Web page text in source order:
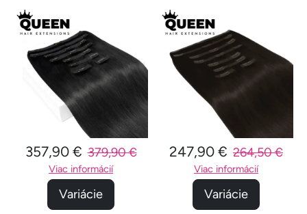
357,90 € 379,90 €
Viac informácií
Variácie
247,90 € 264,50 €
Viac informácií
Variácie